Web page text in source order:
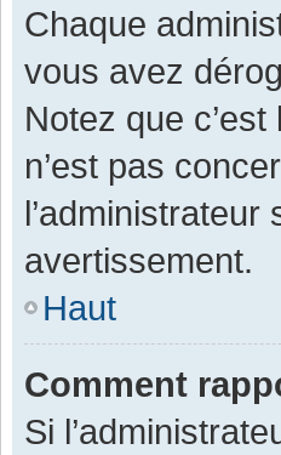
Chaque
vous avez
Notez que
n’est pas
avertissement.
Haut
Comment
Si